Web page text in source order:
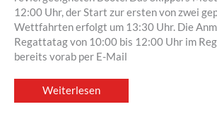
12:00 Uhr, der Start zur ersten von zwei
Wettfahrten erfolgt um 13:30 Uhr. Die
Regattatag von 10:00 bis 12:00 Uhr im
bereits vorab per E-Mail
Einladung
zum
Weiterlesen